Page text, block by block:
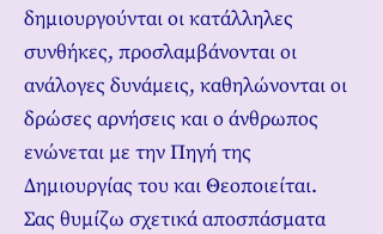
δημιουργούνται οι κατάλληλες
συνθήκες, προσλαμβάνονται οι
ανάλογες δυνάμεις, καθηλώνονται οι
δρώσες αρνήσεις και ο άνθρωπος
ενώνεται με την Πηγή της
Δημιουργίας του και Θεοποιείται.
Σας θυμίζω σχετικά αποσπάσματα